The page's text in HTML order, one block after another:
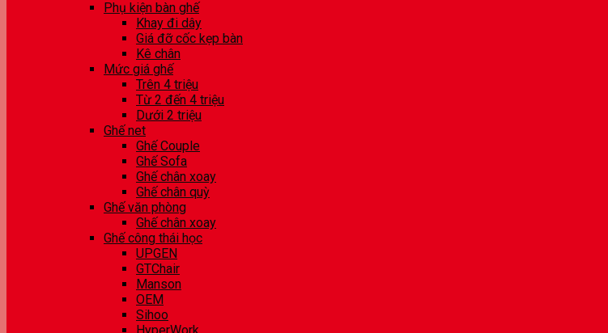
Phụ kiện bàn ghế
Khay đi dây
Giá đỡ cốc kẹp bàn
Kê chân
Mức giá ghế
Trên 4 triệu
Từ 2 đến 4 triệu
Dưới 2 triệu
Ghế net
Ghế Couple
Ghế Sofa
Ghế chân xoay
Ghế chân quỳ
Ghế văn phòng
Ghế chân xoay
Ghế công thái học
UPGEN
GTChair
Manson
OEM
Sihoo